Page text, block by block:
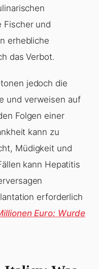
Fischer und
erhebliche
das Verbot.
jedoch die
und verweisen auf
Folgen einer
kann zu
Müdigkeit und
kann Hepatitis
erforderlich
Euro: Wurde